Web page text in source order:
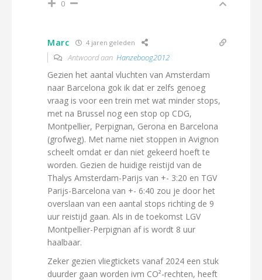
0
Marc 4 jaren geleden
Antwoord aan Hanzeboog2012
Gezien het aantal vluchten van Amsterdam
naar Barcelona gok ik dat er zelfs genoeg
vraag is voor een trein met wat minder stops,
met na Brussel nog een stop op CDG,
Montpellier, Perpignan, Gerona en Barcelona
(grofweg). Met name niet stoppen in Avignon
scheelt omdat er dan niet gekeerd hoeft te
worden. Gezien de huidige reistijd van de
Thalys Amsterdam-Parijs van +- 3:20 en TGV
Parijs-Barcelona van +- 6:40 zou je door het
overslaan van een aantal stops richting de 9
uur reistijd gaan. Als in de toekomst LGV
Montpellier-Perpignan af is wordt 8 uur
haalbaar.
Zeker gezien vliegtickets vanaf 2024 een stuk
duurder gaan worden ivm CO²-rechten, heeft